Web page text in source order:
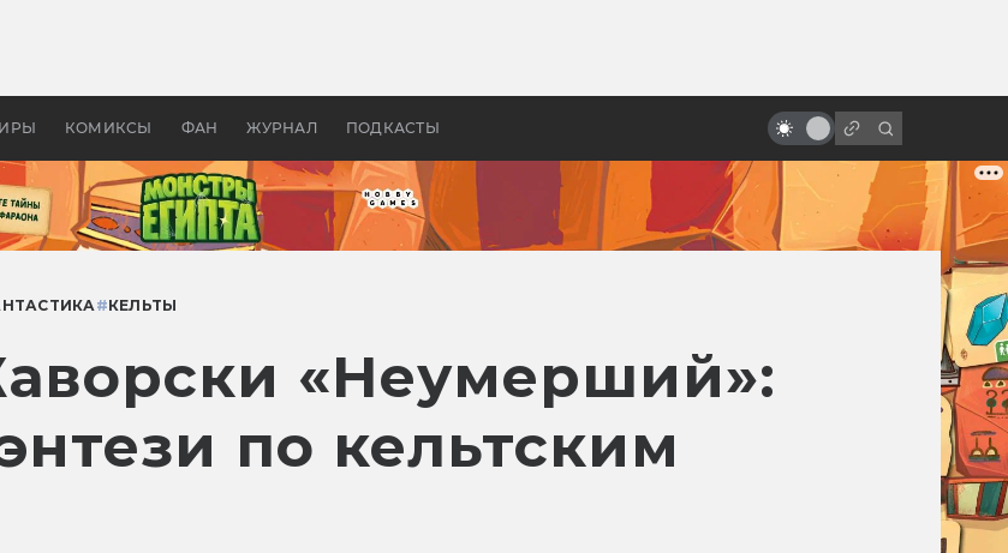
КОМИКСЫ ФАН ЖУРНАЛ ПОДКАСТЫ
России —
бы «Властелина колец»
эпохи
#КЕЛЬТЫ
«Неумерший»:
по кельтским